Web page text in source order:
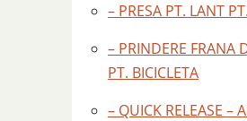
– PRESA PT. LANT
– PRINDERE FRANA
PT. BICICLETA
– QUICK RELEASE –